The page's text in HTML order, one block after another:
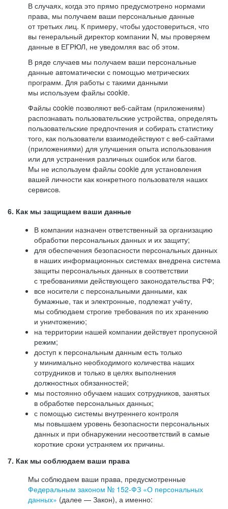
В случаях, когда это прямо предусмотрено нормами
права, мы получаем ваши персональные данные
от третьих лиц. К примеру, чтобы удостовериться, что
вы генеральный директор компании N, мы проверяем
данные в ЕГРЮЛ, не уведомляя вас об этом.
В ряде случаев мы получаем ваши персональные
данные автоматически с помощью метрических
программ. Для работы с такими данными
мы используем файлы cookie.
Файлы cookie позволяют веб-сайтам (приложениям)
распознавать пользовательские устройства, определять
пользовательские предпочтения и собирать статистику
того, как пользователи взаимодействуют с веб-сайтами
(приложениями) для улучшения опыта использования
или для устранения различных ошибок или багов.
Мы не используем файлы cookie для установления
вашей личности как конкретного пользователя наших
сервисов.
6. Как мы защищаем ваши данные
В компании назначен ответственный за организацию
обработки персональных данных и их защиту;
для обеспечения безопасности персональных данных
в наших информационных системах внедрена система
защиты персональных данных в соответствии
с требованиями действующего законодательства РФ;
все носители с персональными данными, как
бумажные, так и электронные, подлежат учёту,
мы соблюдаем строгие требования по их хранению
и уничтожению;
на территории нашей компании действует пропускной
режим;
доступ к персональным данным есть только
у минимально необходимого количества наших
сотрудников и только в целях выполнения
должностных обязанностей;
мы постоянно обучаем наших сотрудников, занятых
в обработке персональных данных;
с помощью системы внутреннего контроля
мы повышаем уровень безопасности персональных
данных и при обнаружении несоответствий в самые
короткие сроки устраняем их причины.
7. Как мы соблюдаем ваши права
Мы соблюдаем ваши права, предусмотренные
Федеральным законом № 152-ФЗ «О персональных
данных» (далее — Закон), а именно: